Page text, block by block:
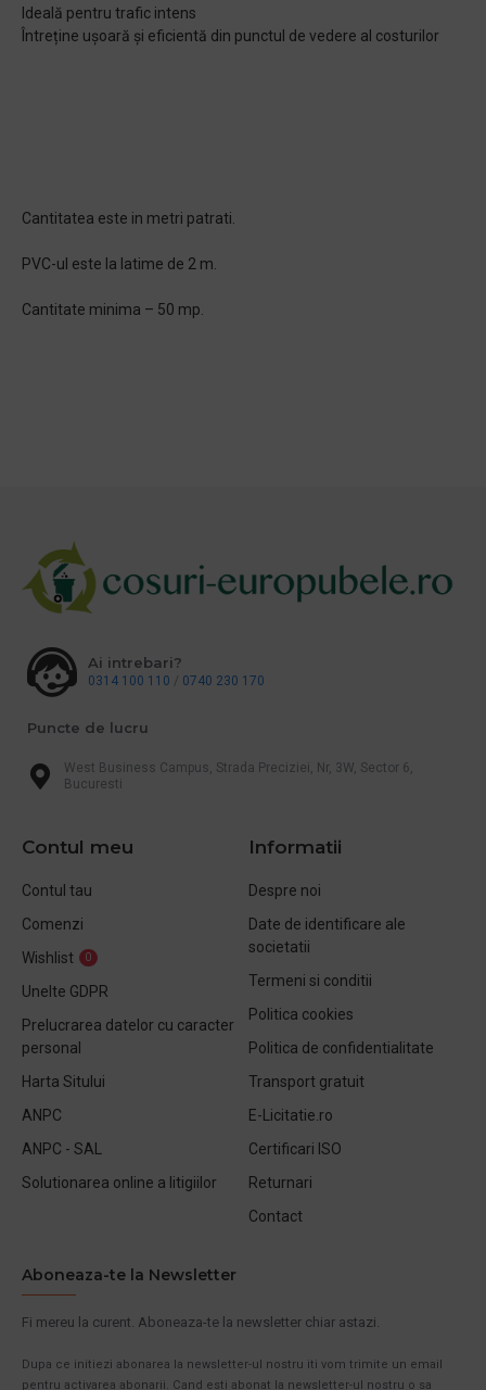
Ideală pentru trafic intens
Întreține ușoară și eficientă din punctul de vedere al costurilor
Cantitatea este in metri patrati.
PVC-ul este la latime de 2 m.
Cantitate minima – 50 mp.
Ai intrebari?
0314 100 110 / 0740 230 170
Puncte de lucru
West Business Campus, Strada Preciziei, Nr, 3W, Sector 6,
Bucuresti
Contul meu
Contul tau
Comenzi
Wishlist
0
Unelte GDPR
Prelucrarea datelor cu caracter
personal
Harta Sitului
ANPC
ANPC - SAL
Solutionarea online a litigiilor
Informatii
Despre noi
Date de identificare ale
societatii
Termeni si conditii
Politica cookies
Politica de confidentialitate
Transport gratuit
E-Licitatie.ro
Certificari ISO
Returnari
Contact
Aboneaza-te la Newsletter
Fi mereu la curent. Aboneaza-te la newsletter chiar astazi.
Dupa ce initiezi abonarea la newsletter-ul nostru iti vom trimite un email
pentru activarea abonarii. Cand esti abonat la newsletter-ul nostru o sa